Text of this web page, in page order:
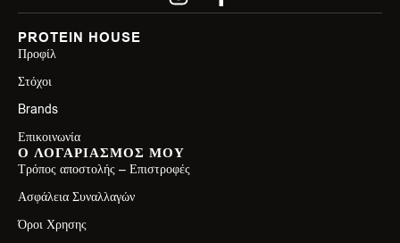
PROTEIN HOUSE
Προφίλ
Στόχοι
Brands
Επικοινωνία
Ο ΛΟΓΑΡΙΑΣΜΟΣ ΜΟΥ
Τρόπος αποστολής – Επιστροφές
Ασφάλεια Συναλλαγών
Όροι Χρησης